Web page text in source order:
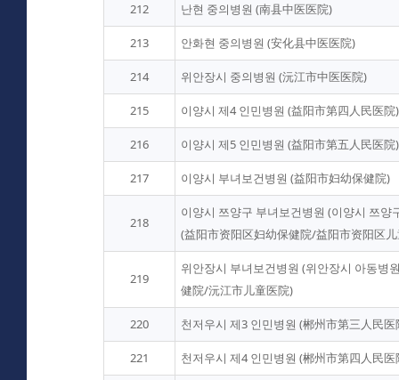
212 난현 중의병원 (南县中医医院)
213 안화현 중의병원 (安化县中医医院)
214 위안장시 중의병원 (沅江市中医医院)
215 이양시 제4 인민병원 (益阳市第四人民医院)
216 이양시 제5 인민병원 (益阳市第五人民医院)
217 이양시 부녀보건병원 (益阳市妇幼保健院)
218
이양시 쯔양구 부녀보건병원 (이양시 쯔양
(益阳市资阳区妇幼保健院/益阳市资阳区
219
위안장시 부녀보건병원 (위안장시 아동병
健院/沅江市儿童医院)
220 천저우시 제3 인민병원 (郴州市第三人民医
221 천저우시 제4 인민병원 (郴州市第四人民医